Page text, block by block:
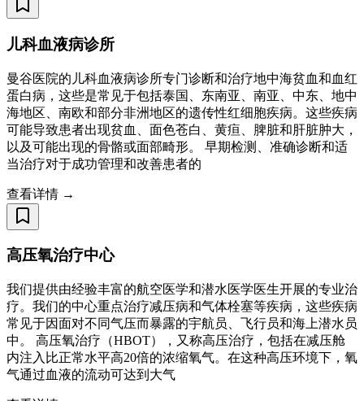
儿科血液病诊所
曼谷医院的儿科血液病诊所专门诊断和治疗地中海贫血和血红
蛋白病，这些是常见于包括泰国、东南亚、南亚、中东、地中
海地区、南欧和部分非洲地区的遗传性红细胞疾病。这些疾病
可能导致患者出现贫血、面色苍白、黄疸、脾脏和肝脏肿大，
以及可能出现的骨骼或面部畸形。 早期检测、准确诊断和适
当治疗对于成功管理和改善患者的
查看详情 →
高压氧治疗中心
我们提供由经验丰富的航空医学和潜水医学医生开展的专业治
疗。我们的中心重点治疗减压病和气体栓塞等疾病，这些疾病
常见于因面对不同气压而暴露的宇航员、飞行员和海上潜水员
中。 高压氧治疗（HBOT），又称高压治疗，包括在减压舱
内注入比正常水平高20倍的浓缩氧气。在这种高压环境下，氧
气通过血液的流动可达到大气